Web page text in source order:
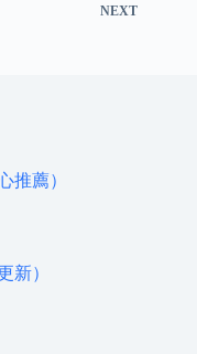
NEXT
推薦）
新）